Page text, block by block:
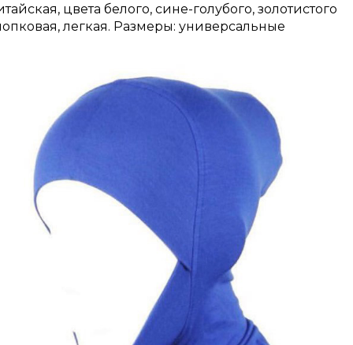
цвета белого, сине-голубого, золотистого
легкая. Размеры: универсальные